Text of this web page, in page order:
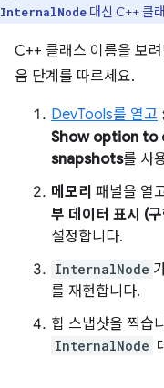
InternalNode 대신 C++ 클
C++ 클래스 이름을 보려
음 단계를 따르세요.
DevTools를 열고
Show option to
snapshots를 사
메모리 패널을 열
부 데이터 표시 (
설정합니다.
InternalNode
를 재현합니다.
힙 스냅샷을 찍습
InternalNode